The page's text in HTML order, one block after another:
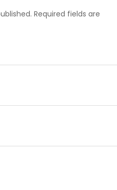
Required fields are